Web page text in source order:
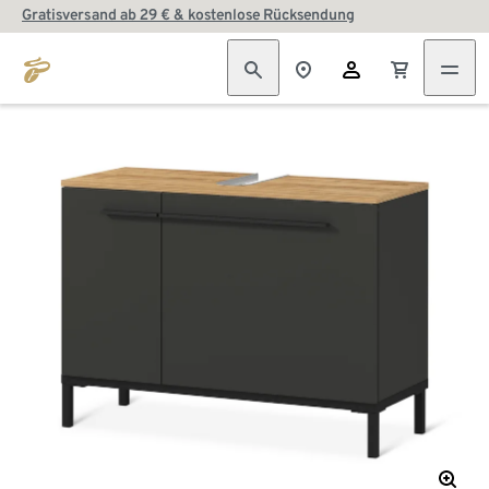
Gratisversand ab 29 € & kostenlose Rücksendung